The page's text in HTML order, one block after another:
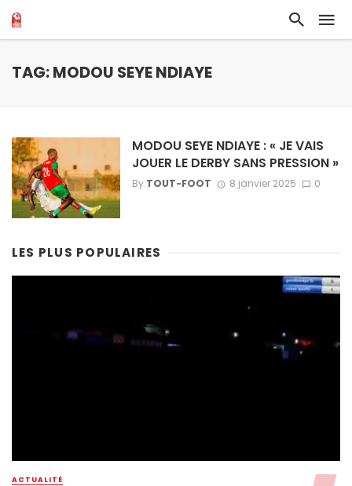
TAG: MODOU SEYE NDIAYE
MODOU SEYE NDIAYE : « JE VAIS
JOUER LE DERBY SANS PRESSION »
By TOUT-FOOT 8 janvier 2025 0
LES PLUS POPULAIRES
ACTUALITÉ